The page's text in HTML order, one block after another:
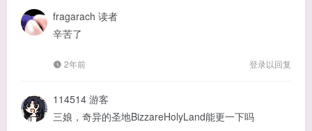
fragarach 读者
辛苦了
2年前 登录以回复
114514 游客
三娘，奇异的圣地BizzareHolyLand能更一下吗